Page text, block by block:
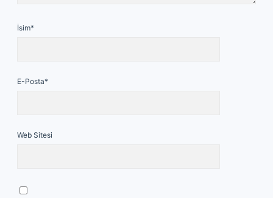
İsim*
E-Posta*
Web Sitesi